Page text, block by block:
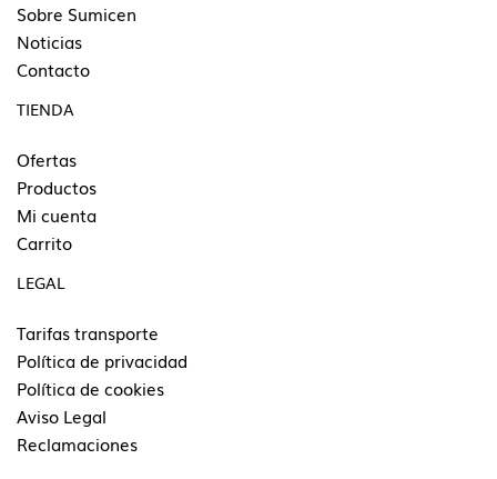
Sobre Sumicen
Noticias
Contacto
TIENDA
Ofertas
Productos
Mi cuenta
Carrito
LEGAL
Tarifas transporte
Política de privacidad
Política de cookies
Aviso Legal
Reclamaciones